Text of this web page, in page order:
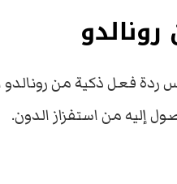
ردة فعل ذكية من
إليه من استفزاز الدون.